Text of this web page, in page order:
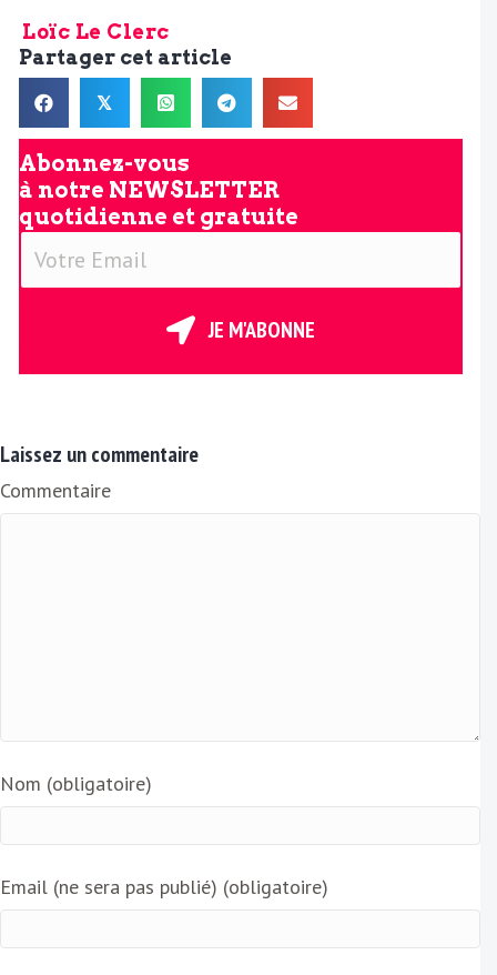
Loïc Le Clerc
Partager cet article
𝕏
Abonnez-vous
à notre NEWSLETTER
quotidienne et gratuite
V
E
i
l
JE M'ABONNE
Laissez un commentaire
Commentaire
Nom (obligatoire)
Email (ne sera pas publié) (obligatoire)